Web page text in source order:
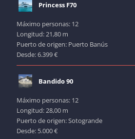
Princess F70
Máximo personas: 12
Longitud: 21,80 m
Puerto de origen: Puerto Banús
Desde: 6.399 €
Bandido 90
Máximo personas: 12
Longitud: 28,00 m
Puerto de origen: Sotogrande
Desde: 5.000 €